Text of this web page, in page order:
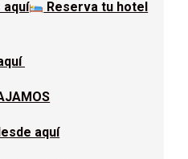
Reserva tu hotel
aquí